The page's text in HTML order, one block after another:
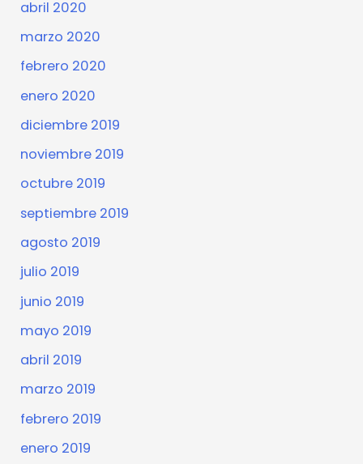
abril 2020
marzo 2020
febrero 2020
enero 2020
diciembre 2019
noviembre 2019
octubre 2019
septiembre 2019
agosto 2019
julio 2019
junio 2019
mayo 2019
abril 2019
marzo 2019
febrero 2019
enero 2019